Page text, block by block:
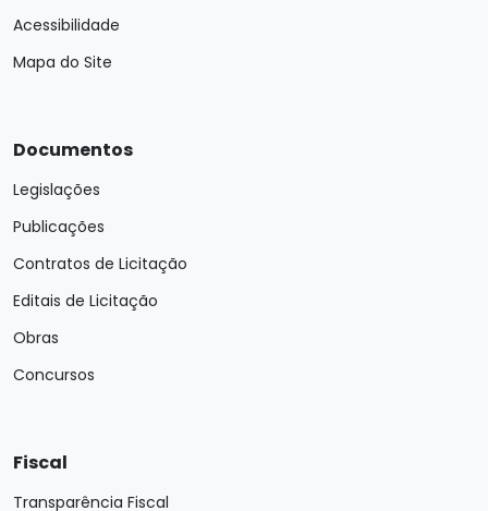
Acessibilidade
Mapa do Site
Documentos
Legislações
Publicações
Contratos de Licitação
Editais de Licitação
Obras
Concursos
Fiscal
Transparência Fiscal